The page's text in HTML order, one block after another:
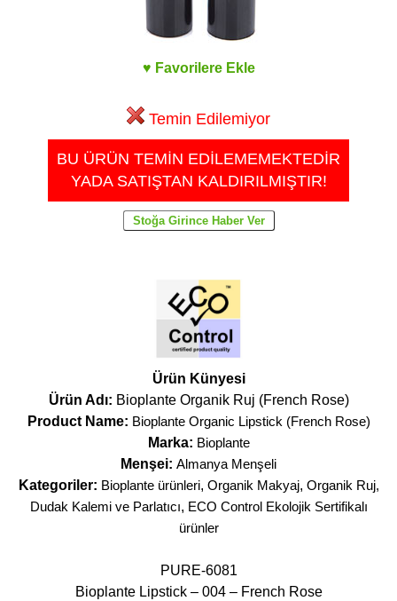
♥ Favorilere Ekle
Temin Edilemiyor
BU ÜRÜN TEMİN EDİLEMEMEKTEDİR
YADA SATIŞTAN KALDIRILMIŞTIR!
Ürün Künyesi
Ürün Adı: Bioplante Organik Ruj (French Rose)
Product Name: Bioplante Organic Lipstick (French Rose)
Marka: Bioplante
Menşei: Almanya Menşeli
Kategoriler: Bioplante ürünleri, Organik Makyaj, Organik Ruj,
Dudak Kalemi ve Parlatıcı, ECO Control Ekolojik Sertifikalı
ürünler
PURE-6081
Bioplante Lipstick – 004 – French Rose